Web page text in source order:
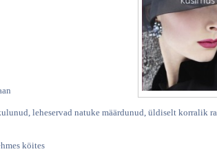
leheservad natuke määrdunud, üldiselt korralik
köites